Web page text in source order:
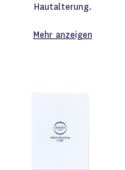
Hautalterung.
Mehr anzeigen